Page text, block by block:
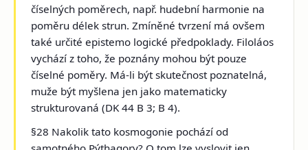
číselných poměrech, např. hudební harmonie na
poměru délek strun. Zmíněné tvrzení má ovšem
také určité epistemo logické předpoklady. Filoláos
vychází z toho, že poznány mohou být pouze
číselné poměry. Má-li být skutečnost poznatelná,
muže být myšlena jen jako matematicky
strukturovaná (DK 44 B 3; B 4).
§28 Nakolik tato kosmogonie pochází od